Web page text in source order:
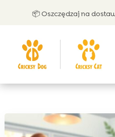
📦 Oszczędzaj na dostawie